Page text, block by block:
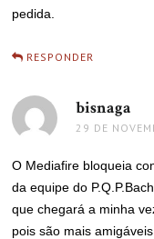
pedida.
RESPONDER
bisnaga
29 DE
O Mediafire bloqueia
da equipe do
que chegará a minha
pois são mais